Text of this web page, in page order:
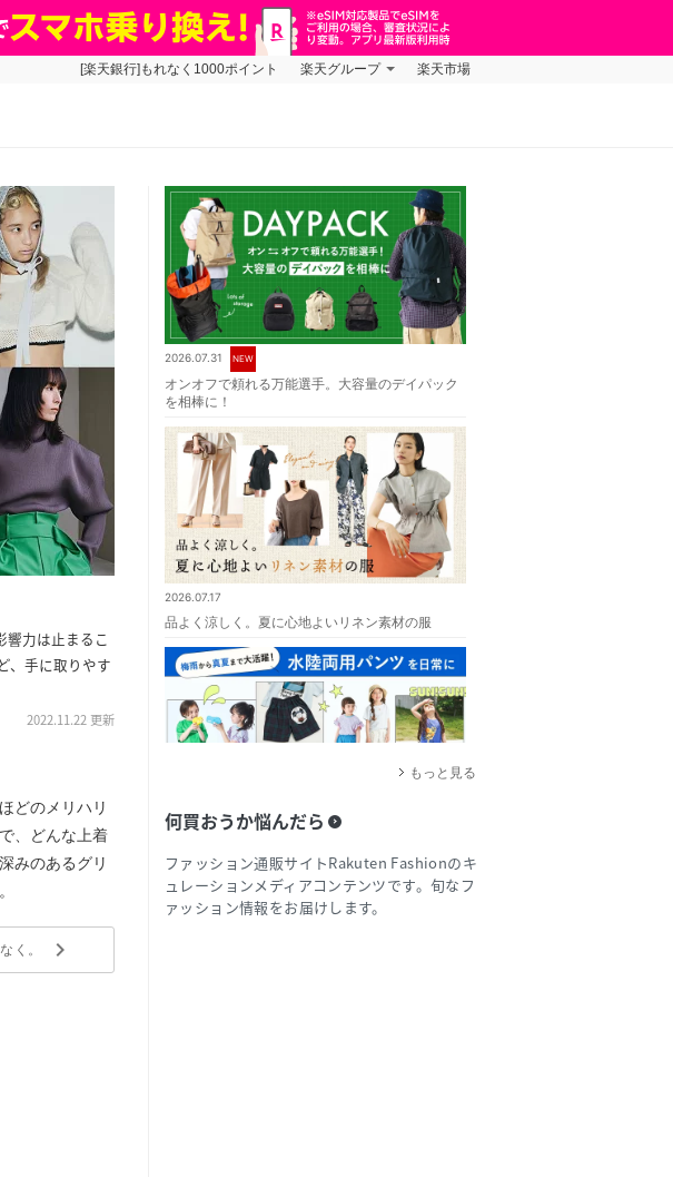
[楽天銀行]もれなく1000ポイント 楽天グループ 楽天市場
響力は止まるこ
、手に取りやす
2022.11.22 更新
どのメリハリ
、どんな上着
みのあるグリ
く。 keyboard_arrow_right
2026.07.31 NEW
オンオフで頼れる万能選手。大容量のデイパック
を相棒に！
2026.07.17
品よく涼しく。夏に心地よいリネン素材の服
2026.07.03
に
もっと見る
何買おうか悩んだら
ファッション通販サイトRakuten Fashionのキ
ュレーションメディアコンテンツです。旬なフ
ァッション情報をお届けします。